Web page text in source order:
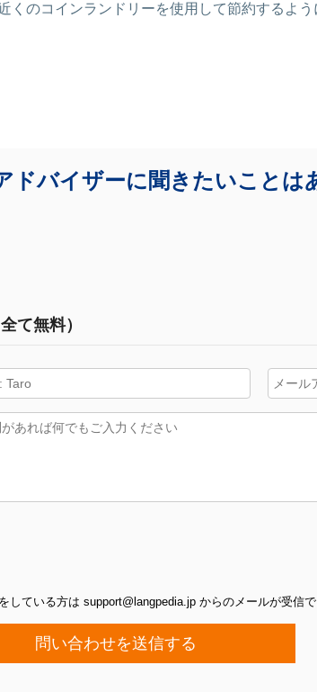
くのコインランドリーを使用して節約するよう
ドバイザーに聞きたいことは
て無料）
している方は support@langpedia.jp からのメールが受信
問い合わせを送信する